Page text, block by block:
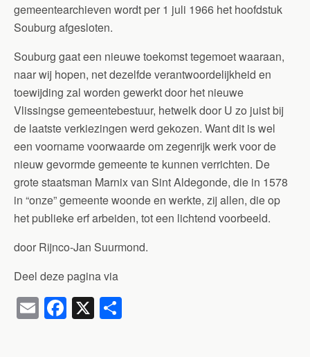
gemeentearchieven wordt per 1 juli 1966 het hoofdstuk
Souburg afgesloten.
Souburg gaat een nieuwe toekomst tegemoet waaraan,
naar wij hopen, net dezelfde verantwoordelijkheid en
toewijding zal worden gewerkt door het nieuwe
Vlissingse gemeentebestuur, hetwelk door U zo juist bij
de laatste verkiezingen werd gekozen. Want dit is wel
een voorname voorwaarde om zegenrijk werk voor de
nieuw gevormde gemeente te kunnen verrichten. De
grote staatsman Marnix van Sint Aldegonde, die in 1578
in “onze” gemeente woonde en werkte, zij allen, die op
het publieke erf arbeiden, tot een lichtend voorbeeld.
door Rijnco-Jan Suurmond.
Deel deze pagina via
E
m
F
a
X